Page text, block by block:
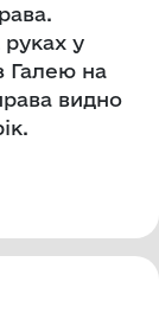
у
Галею на
видно